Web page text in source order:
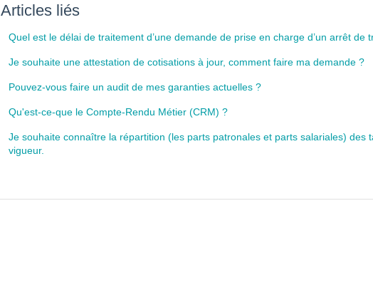
Articles liés
Quel est le délai de traitement d’une demande de prise en charge d’un arrêt de
Je souhaite une attestation de cotisations à jour, comment faire ma demande ?
Pouvez-vous faire un audit de mes garanties actuelles ?
Qu'est-ce-que le Compte-Rendu Métier (CRM) ?
Je souhaite connaître la répartition (les parts patronales et parts salariales) des
vigueur.